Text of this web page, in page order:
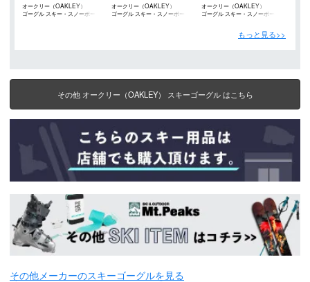
オークリー（OAKLEY）
ゴーグル スキー・スノーボード
オークリー（OAKLEY）
ゴーグル スキー・スノーボード
オークリー（OAKLEY）
ゴーグル スキー・スノーボード
もっと見る>>
その他 オークリー（OAKLEY） スキーゴーグル はこちら
その他メーカーのスキーゴーグルを見る